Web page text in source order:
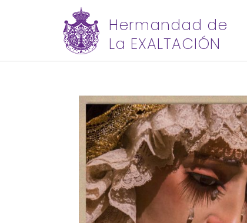
Hermandad de
La EXALTACIÓN